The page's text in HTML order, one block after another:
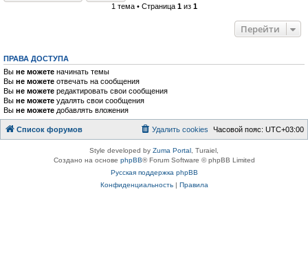
1 тема • Страница 1из 1
Перейти
ПРАВА ДОСТУПА
Вы не можете начинать темы
Вы не можете отвечать на сообщения
Вы не можете редактировать свои сообщения
Вы не можете удалять свои сообщения
Вы не можете добавлять вложения
Список форумов Часовой пояс: UTC+03:00
Удалить cookies
Style developed by Zuma Portal , Turaiel,
Создано на основе phpBB® Forum Software © phpBB Limited
Русская поддержка phpBB
Конфиденциальность| Правила